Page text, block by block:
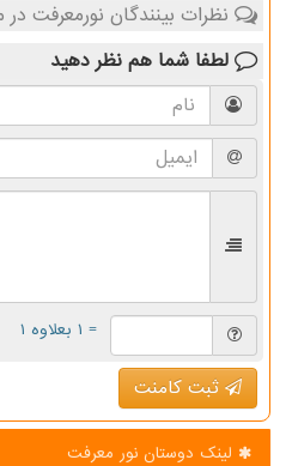
نظرات بینندگان نورمعرفت
لطفا شما هم نظر دهید
= ۱ بعلاوه ۱
ثبت کامنت
لینک دوستان نور معرفت